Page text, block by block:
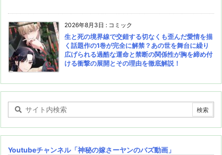
2026年8月3日 : コミック
生と死の境界線で交錯する切なくも歪んだ愛情を描
く話題作の1巻が完全に解禁？あの世を舞台に繰り
広げられる過酷な運命と禁断の関係性が胸を締め付
ける衝撃の展開とその理由を徹底解説！
Youtubeチャンネル「神秘の嫁さーヤンのバズ動画」